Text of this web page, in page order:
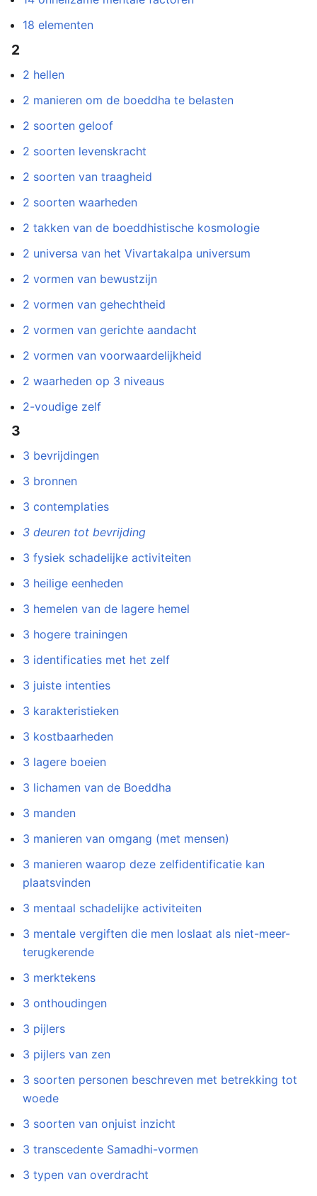
18 elementen
2
2 hellen
2 manieren om de boeddha te belasten
2 soorten geloof
2 soorten levenskracht
2 soorten van traagheid
2 soorten waarheden
2 takken van de boeddhistische kosmologie
2 universa van het Vivartakalpa universum
2 vormen van bewustzijn
2 vormen van gehechtheid
2 vormen van gerichte aandacht
2 vormen van voorwaardelijkheid
2 waarheden op 3 niveaus
2-voudige zelf
3
3 bevrijdingen
3 bronnen
3 contemplaties
3 deuren tot bevrijding
3 fysiek schadelijke activiteiten
3 heilige eenheden
3 hemelen van de lagere hemel
3 hogere trainingen
3 identificaties met het zelf
3 juiste intenties
3 karakteristieken
3 kostbaarheden
3 lagere boeien
3 lichamen van de Boeddha
3 manden
3 manieren van omgang (met mensen)
3 manieren waarop deze zelfidentificatie kan
plaatsvinden
3 mentaal schadelijke activiteiten
3 mentale vergiften die men loslaat als niet-meer-
terugkerende
3 merktekens
3 onthoudingen
3 pijlers
3 pijlers van zen
3 soorten personen beschreven met betrekking tot
woede
3 soorten van onjuist inzicht
3 transcedente Samadhi-vormen
3 typen van overdracht